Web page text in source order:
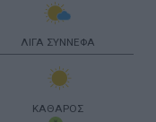
ΛΙΓΑ ΣΥΝΝΕΦΑ
ΚΑΘΑΡΟΣ